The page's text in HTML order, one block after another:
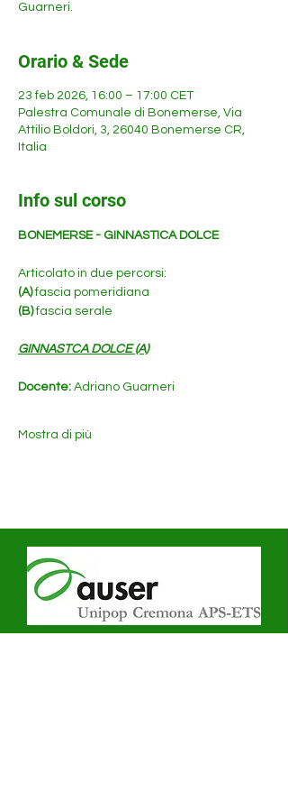
Guarneri.
Orario & Sede
23 feb 2026, 16:00 – 17:00 CET
Palestra Comunale di Bonemerse, Via
Attilio Boldori, 3, 26040 Bonemerse CR,
Italia
Info sul corso
BONEMERSE - GINNASTICA DOLCE
Articolato in due percorsi:
(A) fascia pomeridiana
(B) fascia serale
GINNASTCA DOLCE (A)
Docente: Adriano Guarneri
Mostra di più